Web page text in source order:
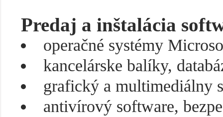
Predaj a inštalácia
operačné systémy
kancelárske balíky,
grafický a multimediálny
antivírový software,